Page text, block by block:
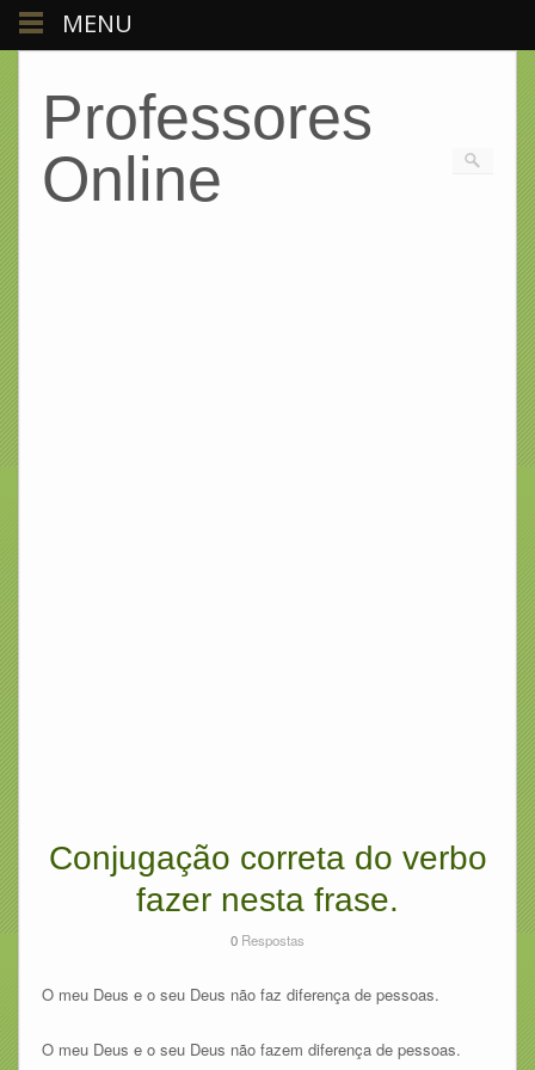
Professores
Online
Conjugação correta do verbo
fazer nesta frase.
0 Respostas
O meu Deus e o seu Deus não faz diferença de pessoas.
O meu Deus e o seu Deus não fazem diferença de pessoas.
MENU